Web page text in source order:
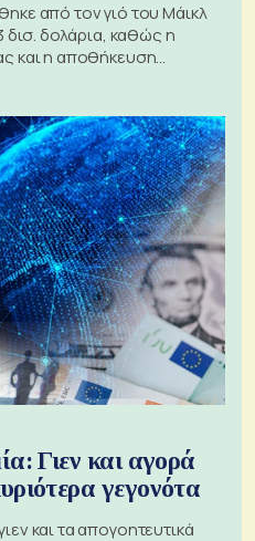
από τον γιό του Μάικλ
δισ. δολάρια, καθώς η
και η αποθήκευση
Γιεν και αγορά
γεγονότα
και τα απογοητευτικά